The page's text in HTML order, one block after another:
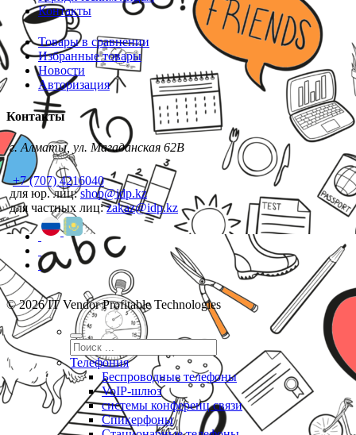
Контакты
Товары в сравнении
Избранные товары
Новости
Авторизация
Контакты
г. Алматы, ул. Магаданская 62В
+7 (707) 4216040
для юр. лиц:shop@idp.kz
для частных лиц:zakaz@idp.kz
© 2026 IT Vendor Profitable Technologies
Телефония
Беспроводные телефоны
VoIP-шлюз
системы конференц связи
Спикерфоны